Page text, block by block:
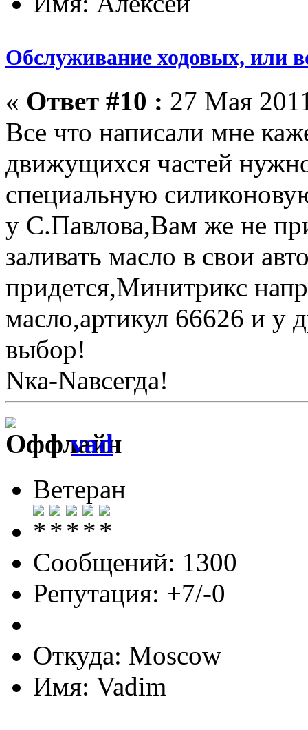
Обслуживание ходовых, или
« Ответ #10 : 27 Мая
Все что написали мне
движущихся частей
специальную
у С.Павлова,Вам же не
заливать масло в свои
придется,Минитрикс
масло,артикул 66626 и у
выбор!
Nка-Nавсегда!
vad
Ветеран
Сообщений: 1300
Репутация: +7/-0
Откуда: Moscow
Имя: Vadim